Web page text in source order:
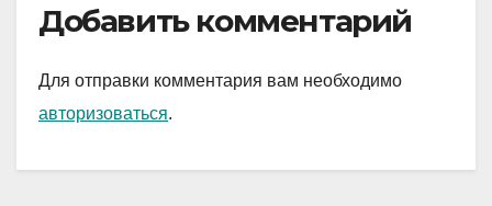
Добавить комментарий
Для отправки комментария вам необходимо
авторизоваться.